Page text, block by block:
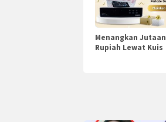
Menangkan Jutaan
Rupiah Lewat Kuis